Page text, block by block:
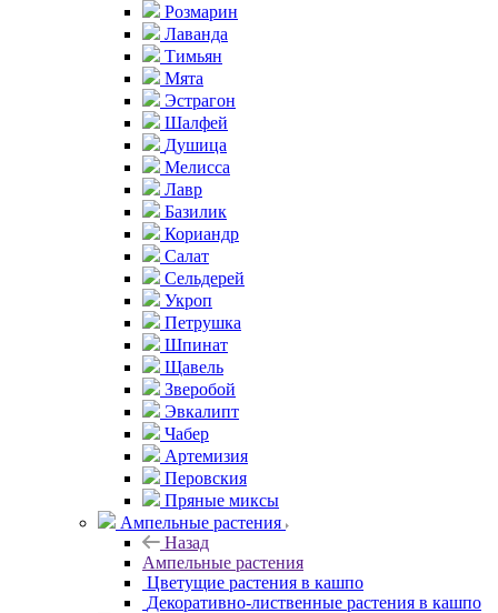
Розмарин
Лаванда
Тимьян
Мята
Эстрагон
Шалфей
Душица
Мелисса
Лавр
Базилик
Кориандр
Салат
Сельдерей
Укроп
Петрушка
Шпинат
Щавель
Зверобой
Эвкалипт
Чабер
Артемизия
Перовския
Пряные миксы
Ампельные растения
Назад
Ампельные растения
Цветущие растения в кашпо
Декоративно-лиственные растения в кашпо